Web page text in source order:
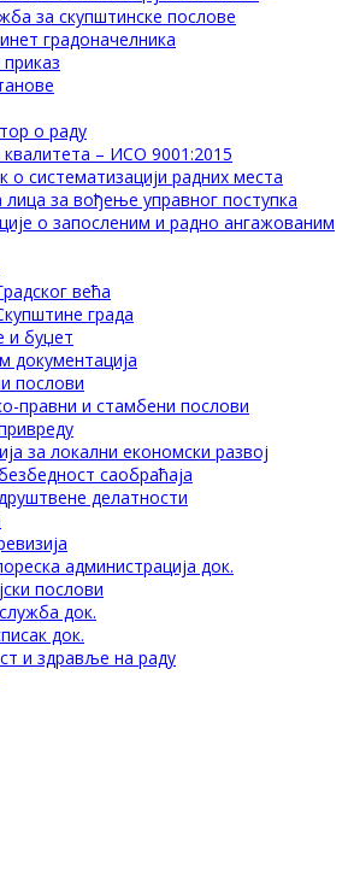
за скупштинске послове
градоначелника
о раду
– ИСО 9001:2015
о систематизацији радних места
за вођење управног поступка
о запосленим и радно ангажованим
већа
града
и буџет
документација
послови
правни и стамбени послови
за локални економски развој
саобраћаја
делатности
администрација док.
послови
док.
док.
и здравље на раду